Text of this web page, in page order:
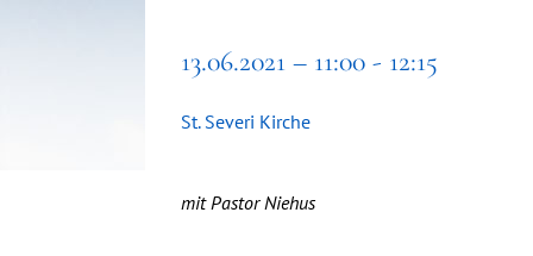
13.06.2021 – 11:00 - 12:15
St. Severi Kirche
mit Pastor Niehus